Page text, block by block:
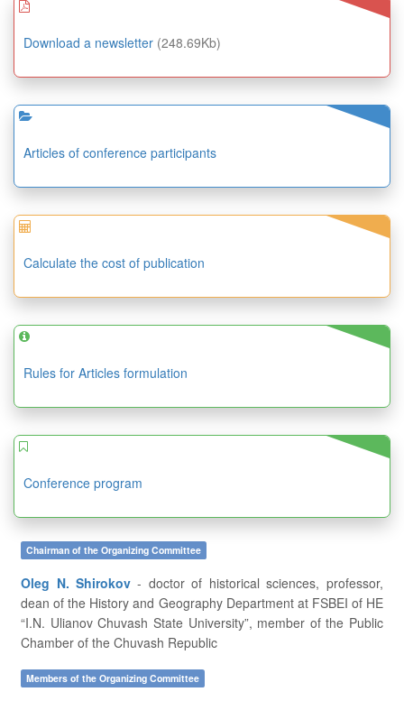
Download a newsletter (248.69Kb)
Articles of conference participants
Calculate the cost of publication
Rules for Articles formulation
Conference program
Chairman of the Organizing Committee
Oleg N. Shirokov
dean of the History and Geography Department at FSBEI of HE
“I.N. Ulianov Chuvash State University”, member of the Public
Chamber of the Chuvash Republic
Members of the Organizing Committee